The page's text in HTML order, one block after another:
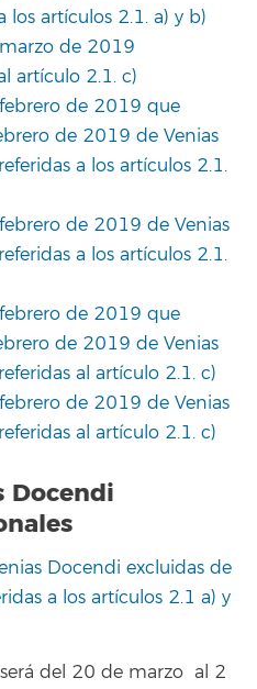
los artículos 2.1. a) y b)
de 2019
artículo 2.1. c)
de 2019 que
de 2019 de Venias
a los artículos 2.1.
de 2019 de Venias
a los artículos 2.1.
de 2019 que
de 2019 de Venias
al artículo 2.1. c)
de 2019 de Venias
al artículo 2.1. c)
Docendi
Docendi excluidas de
a los artículos 2.1 a) y
del 20 de marzo al 2